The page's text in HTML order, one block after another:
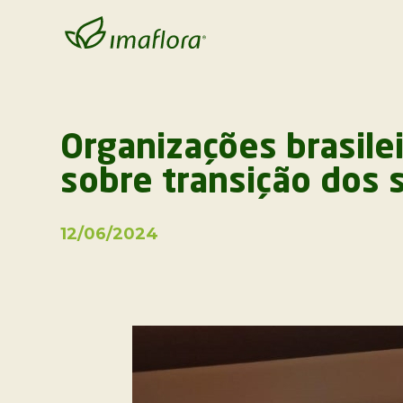
Organizações
sobre transição dos
12/06/2024